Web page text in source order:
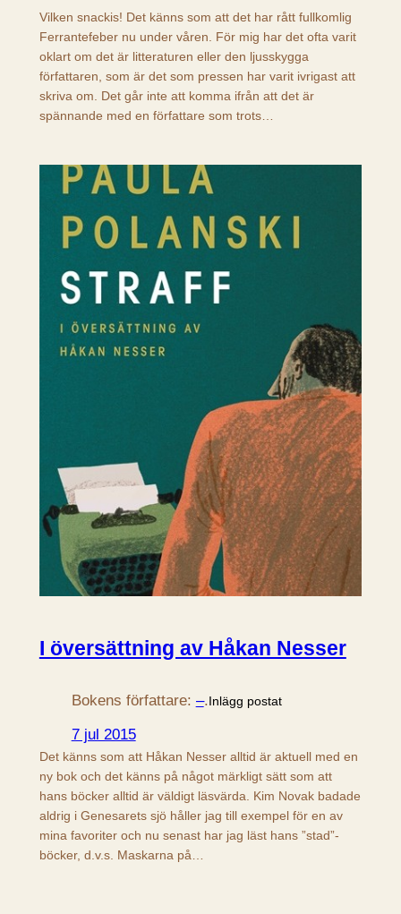
Vilken snackis! Det känns som att det har rått fullkomlig
Ferrantefeber nu under våren. För mig har det ofta varit
oklart om det är litteraturen eller den ljusskygga
författaren, som är det som pressen har varit ivrigast att
skriva om. Det går inte att komma ifrån att det är
spännande med en författare som trots…
I översättning av Håkan Nesser
Bokens författare: –.Inlägg postat
7 jul 2015
Det känns som att Håkan Nesser alltid är aktuell med en
ny bok och det känns på något märkligt sätt som att
hans böcker alltid är väldigt läsvärda. Kim Novak badade
aldrig i Genesarets sjö håller jag till exempel för en av
mina favoriter och nu senast har jag läst hans ”stad”-
böcker, d.v.s. Maskarna på…